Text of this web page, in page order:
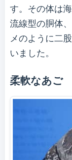
す。その体は
流線型の胴体
メのように二
いました。
柔軟なあご